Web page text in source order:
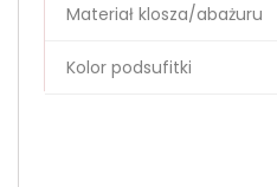
Materiał klosza/abażuru
Kolor podsufitki